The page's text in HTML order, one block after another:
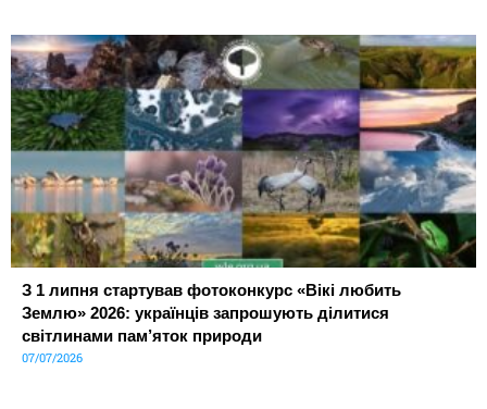
З 1 липня стартував фотоконкурс «Вікі любить
Землю» 2026: українців запрошують ділитися
світлинами пам’яток природи
07/07/2026